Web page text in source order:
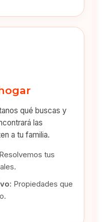
qué buscas y
las
a tu familia.
Resolvemos tus
Propiedades que